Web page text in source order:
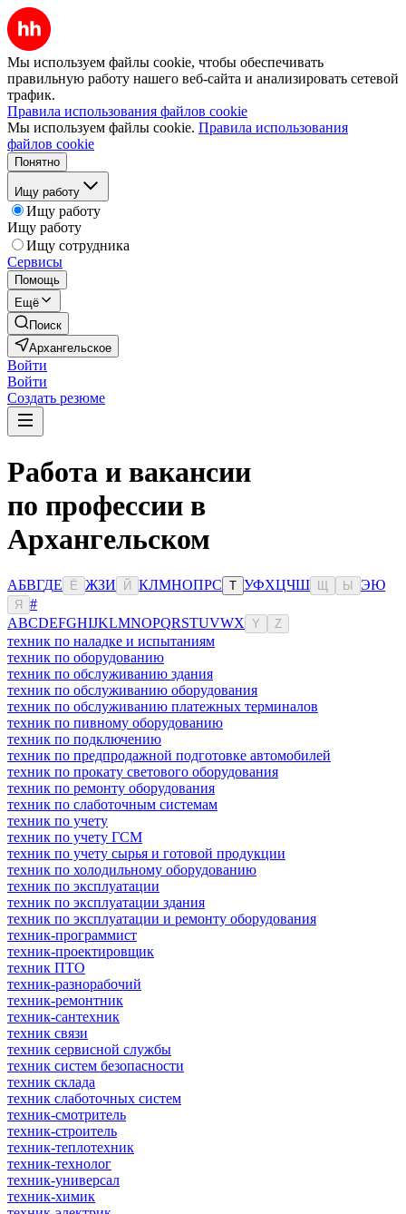
Мы используем файлы cookie, чтобы обеспечивать
правильную работу нашего веб-сайта и анализировать сетевой
трафик.
Правила использования файлов cookie
Мы используем файлы cookie. Правила использования
файлов cookie
Понятно
Ищу работу
Ищу работу
Ищу работу
Ищу сотрудника
Сервисы
Помощь
Ещё
Поиск
Архангельское
Войти
Войти
Создать резюме
Работа и вакансии
по профессии в
Архангельском
АБВГДЕ Ё ЖЗИ Й КЛМНОПРС Т УФХЦЧШ Ы ЭЮ
Я
#
ABCDEFGHIJKLMNOPQRSTUVWX Y Z
техник по наладке и испытаниям
техник по оборудованию
техник по обслуживанию здания
техник по обслуживанию оборудования
техник по обслуживанию платежных терминалов
техник по пивному оборудованию
техник по подключению
техник по предпродажной подготовке автомобилей
техник по прокату светового оборудования
техник по ремонту оборудования
техник по слаботочным системам
техник по учету
техник по учету ГСМ
техник по учету сырья и готовой продукции
техник по холодильному оборудованию
техник по эксплуатации
техник по эксплуатации здания
техник по эксплуатации и ремонту оборудования
техник-программист
техник-проектировщик
техник ПТО
техник-разнорабочий
техник-ремонтник
техник-сантехник
техник связи
техник сервисной службы
техник систем безопасности
техник склада
техник слаботочных систем
техник-смотритель
техник-строитель
техник-теплотехник
техник-технолог
техник-универсал
техник-химик